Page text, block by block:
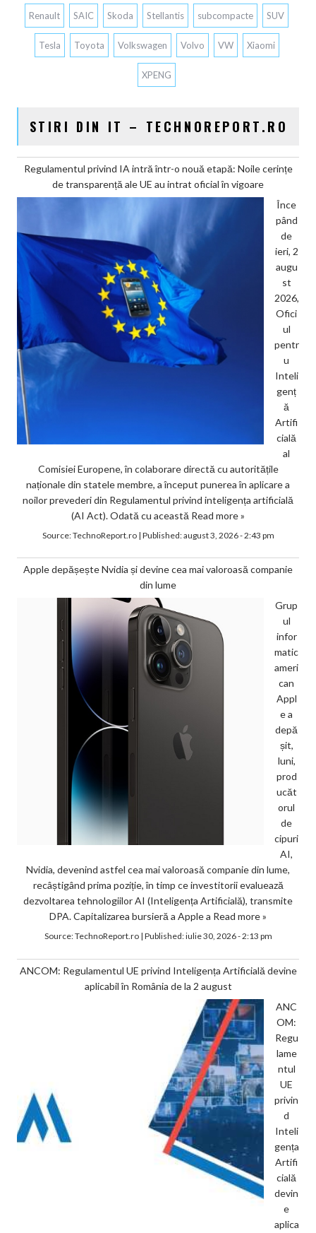
Renault SAIC Skoda Stellantis subcompacte SUV
Tesla Toyota Volkswagen Volvo VW Xiaomi
XPENG
STIRI DIN IT – TECHNOREPORT.RO
Regulamentul privind IA intră într-o nouă etapă: Noile cerințe
de transparență ale UE au intrat oficial în vigoare
Înce
pând
de
ieri, 2
augu
st
2026,
Ofici
ul
pentr
u
Inteli
genț
ă
Artifi
cială
al
Comisiei Europene, în colaborare directă cu autoritățile
naționale din statele membre, a început punerea în aplicare a
noilor prevederi din Regulamentul privind inteligența artificială
(AI Act). Odată cu această Read more »
Source:TechnoReport.ro| Published:august 3, 2026 - 2:43 pm
Apple depășește Nvidia și devine cea mai valoroasă companie
din lume
Grup
ul
infor
matic
ameri
can
Appl
e a
depă
șit,
luni,
prod
ucăt
orul
de
cipuri
AI,
Nvidia, devenind astfel cea mai valoroasă companie din lume,
recâștigând prima poziție, în timp ce investitorii evaluează
dezvoltarea tehnologiilor AI (Inteligența Artificială), transmite
DPA. Capitalizarea bursieră a Apple a Read more »
Source:TechnoReport.ro| Published:iulie 30, 2026 - 2:13 pm
ANCOM: Regulamentul UE privind Inteligența Artificială devine
aplicabil în România de la 2 august
ANC
OM:
Regu
lame
ntul
UE
privin
d
Inteli
gența
Artifi
cială
devin
e
aplica